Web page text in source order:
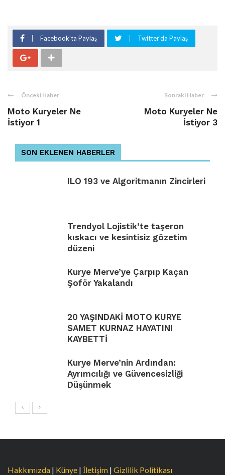
Facebook'ta Paylaş Twitter'da Paylaş
Önceki Haber
Moto Kuryeler Ne
İstiyor 1
Sonraki Haber
Moto Kuryeler Ne
İstiyor 3
SON EKLENEN HABERLER
ILO 193 ve Algoritmanın Zincirleri
Trendyol Lojistik’te taşeron
kıskacı ve kesintisiz gözetim
düzeni
Kurye Merve’ye Çarpıp Kaçan
Şoför Yakalandı
20 YAŞINDAKİ MOTO KURYE
SAMET KURNAZ HAYATINI
KAYBETTİ
Kurye Merve’nin Ardından:
Ayrımcılığı ve Güvencesizliği
Düşünmek
Hakkımızda | Künye | İletişim | Gizlilik Politikası